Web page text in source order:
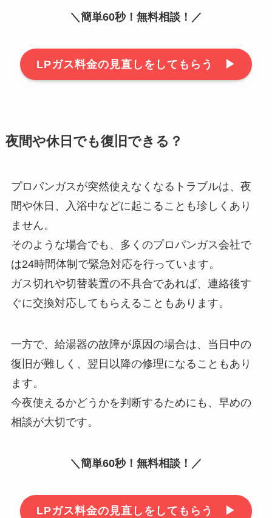
＼簡単60秒！無料相談！／
LPガス料金の見直しをしてもらう ▶︎
夜間や休日でも復旧できる？
プロパンガスが突然使えなくなるトラブルは、夜
間や休日、入浴中などに起こることも珍しくあり
ません。
そのような場合でも、多くのプロパンガス会社で
は24時間体制で緊急対応を行っています。
ガス切れや切替装置の不具合であれば、連絡後す
ぐに交換対応してもらえることもあります。
一方で、給湯器の故障が原因の場合は、当日中の
復旧が難しく、翌日以降の修理になることもあり
ます。
今夜使えるかどうかを判断するためにも、早めの
相談が大切です。
＼簡単60秒！無料相談！／
LPガス料金の見直しをしてもらう ▶︎